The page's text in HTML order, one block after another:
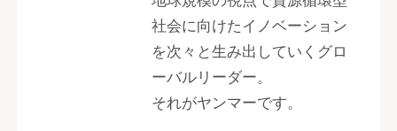
社会に向けたイノベーション
を次々と生み出していくグロ
ーバルリーダー。
それがヤンマーです。